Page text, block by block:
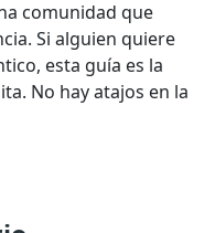
comunidad que
Si alguien quiere
esta guía es la
No hay atajos en la